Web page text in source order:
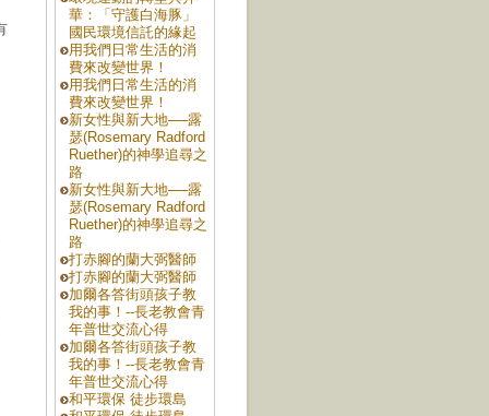
華：「守護白海豚」
國民環境信託的緣起
用我們日常生活的消
費來改變世界！
用我們日常生活的消
費來改變世界！
新女性與新大地──露
瑟(Rosemary Radford
Ruether)的神學追尋之
路
新女性與新大地──露
瑟(Rosemary Radford
Ruether)的神學追尋之
路
打赤腳的蘭大弼醫師
打赤腳的蘭大弼醫師
加爾各答街頭孩子教
我的事！--長老教會青
年普世交流心得
加爾各答街頭孩子教
我的事！--長老教會青
年普世交流心得
和平環保 徒步環島